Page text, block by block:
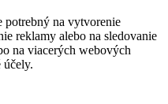
potrebný na vytvorenie
reklamy alebo na sledovanie
na viacerých webových
účely.